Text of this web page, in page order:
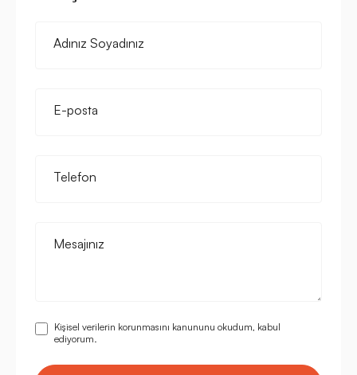
Adınız Soyadınız
E-posta
Telefon
Mesajınız
Kişisel verilerin korunmasını kanununu okudum, kabul
ediyorum.